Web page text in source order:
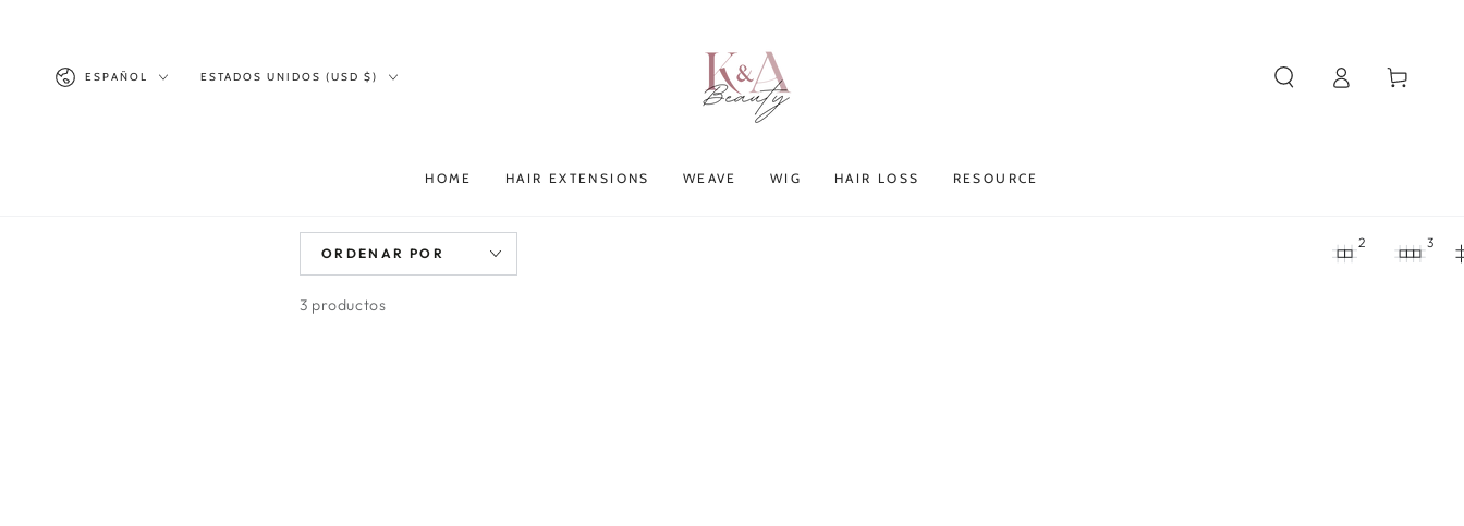
IdiomaESPAÑOL País/región
ESTADOS UNIDOS (USD $)
HOME HAIR EXTENSIONS WEAVE WIG HAIR LOSS RESOURCE
sesión
Carrito
ORDENAR POR
2 3
3 productos